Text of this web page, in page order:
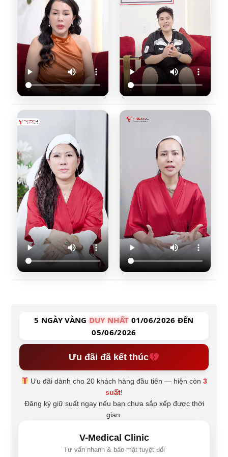
5 NGÀY VÀNG DUY NHẤT 01/06/2026 ĐẾN
05/06/2026
Ưu đãi đã kết thúc
Ưu đãi dành cho 20 khách hàng đầu tiên — hiện còn3
suất!
Đăng ký giữ suất ngay nếu bạn chưa sắp xếp được thời
gian.
V-Medical Clinic
Tư vấn nhanh & bảo mật tuyệt đối